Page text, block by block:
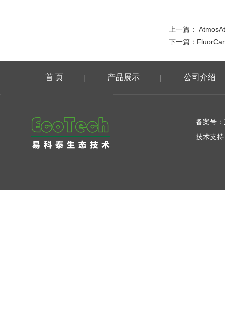
上一篇：
下一篇：
首 页 | 产品展示 | 公司介绍
备案号：
技术支